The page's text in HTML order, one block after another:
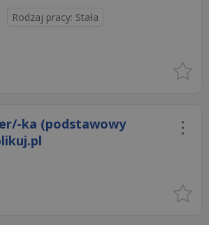
Rodzaj pracy: Stała
ka (podstawowy